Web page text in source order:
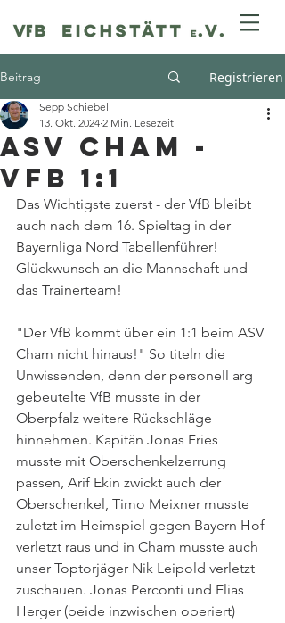
Beitrag Registrieren
ASV Cham -
VfB 1:1
Sepp Schiebel
13. Okt. 2024 2 Min. Lesezeit
Das Wichtigste zuerst - der VfB bleibt
auch nach dem 16. Spieltag in der
Bayernliga Nord Tabellenführer!
Glückwunsch an die Mannschaft und
das Trainerteam!
"Der VfB kommt über ein 1:1 beim ASV
Cham nicht hinaus!" So titeln die
Unwissenden, denn der personell arg
gebeutelte VfB musste in der
Oberpfalz weitere Rückschläge
hinnehmen. Kapitän Jonas Fries
musste mit Oberschenkelzerrung
passen, Arif Ekin zwickt auch der
Oberschenkel, Timo Meixner musste
zuletzt im Heimspiel gegen Bayern Hof
verletzt raus und in Cham musste auch
unser Toptorjäger Nik Leipold verletzt
zuschauen. Jonas Perconti und Elias
Herger (beide inzwischen operiert)